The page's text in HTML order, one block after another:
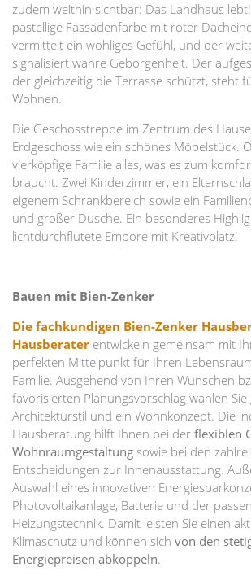
zudem weithin sichtbar: Das Landhaus
pastellige Fassadenfarbe mit roter
vermittelt ein wohliges Gefühl, und der
signalisiert wahre Geborgenheit. Der
der gleichzeitig die Terrasse schützt, steht
Wohnen.
Die Geschosstreppe im Zentrum des
Erdgeschoss wie ein schönes Möbelstück.
vierköpfige Familie alles, was es zum
braucht. Zwei Kinderzimmer, ein
eigenem Schrankbereich sowie ein
und großer Dusche. Ein besonderes
lichtdurchflutete Empore mit Kreativplatz!
Bauen mit Bien-Zenker
Die fachkundigen Bien-Zenker
Hausberater entwickeln gemeinsam mit
perfekten Mittelpunkt für Ihren
Familie. Ausgehend von Ihren Wünschen
favorisierten Planungsvorschlag wählen
Architekturstil und ein Wohnkonzept. Die
Hausberatung hilft Ihnen bei der flexiblen
Wohnraumgestaltung sowie bei den
Entscheidungen zur Innenausstattung.
Auswahl eines innovativen
Photovoltaikanlage, Batterie und der
Heizungstechnik. Damit leisten Sie einen
Klimaschutz und können sich von den
Energiepreisen abkoppeln.